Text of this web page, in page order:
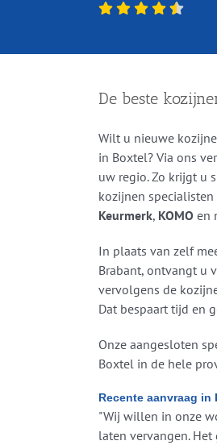
De beste
Wilt u nieuwe
in Boxtel? Via ons
uw regio. Zo krijgt u
kozijnen
Keurmerk, KOMO en
In plaats van zelf
Brabant, ontvangt u
vervolgens de
Dat bespaart tijd en
Onze aangesloten
Boxtel in de hele
Recente aanvraag in
"Wij willen in onze
laten vervangen.